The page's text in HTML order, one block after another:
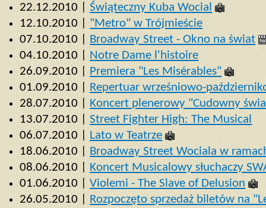
22.12.2010 |Świąteczny Kuba Wocial
12.10.2010 | "Metro" w Trójmieście
07.10.2010 | Broadway Street - Okno na świat
04.10.2010 | Notre Dame l'histoire
26.09.2010 | Premiera "Les Misérables"
01.09.2010 | Repertuar wrześniowo-
28.07.2010 | Koncert plenerowy "Cudowny
13.07.2010 |Street Fighter High: The Musical
06.07.2010 | Lato w Teatrze
18.06.2010 | Broadway Street Wociala w
08.06.2010 | Koncert Musicalowy słuchaczy
01.06.2010 |Violemi - The Slave of Delusion
26.05.2010 | Rozpoczęto sprzedaż biletów na